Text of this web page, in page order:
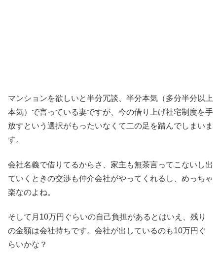
マンションを欲しいと半分冗談、半分本気（多分半分以上
本気）で言っている妻ですが、今の借り上げ社宅制度を手
放すという選択がもったいなくて二の足を踏んでしまいま
す。
会社名義で借りてるからさ、家主も無茶言ってこないし出
ていくときの交渉も仲介会社がやってくれるし、めっちゃ
楽なのよね。
そして月10万円ぐらいの自己負担があるとはいえ、残り
の金額は会社持ちです。会社が出しているのも10万円ぐ
らいかな？